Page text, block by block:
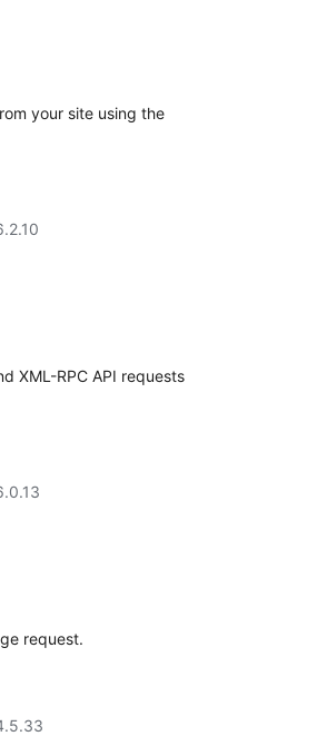
your site using the
XML-RPC API requests
request.